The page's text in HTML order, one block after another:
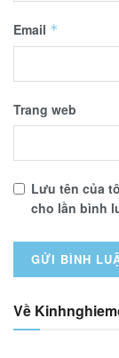
Email *
Trang web
Lưu tên của
cho lần bình
Về